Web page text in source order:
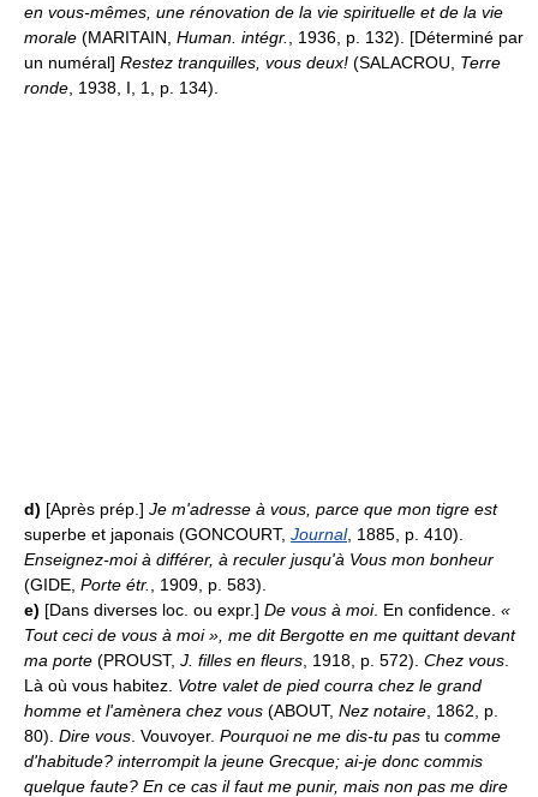
en vous-mêmes, une rénovation de la vie spirituelle et de la vie
morale (MARITAIN, Human. intégr.
, 1936, p. 132). [Déterminé par
un numéral] Restez tranquilles, vous deux! (SALACROU, Terre
ronde , 1938, I, 1, p. 134).
d) [Après prép.] Je m'adresse à vous, parce que mon tigre est
superbe et japonais (GONCOURT, Journal, 1885, p. 410).
Enseignez-moi à différer, à reculer jusqu'à Vous mon bonheur
(GIDE, Porte étr.
, 1909, p. 583).
e) [Dans diverses loc. ou expr.] De vous à moi. En confidence. «
Tout ceci de vous à moi », me dit Bergotte en me quittant devant
ma porte (PROUST, J. filles en fleurs , 1918, p. 572). Chez vous
Là où vous habitez. Votre valet de pied courra chez le grand
homme et l'amènera chez vous (ABOUT, Nez notaire , 1862, p.
80). Dire vous . Vouvoyer. Pourquoi ne me dis-tu pas tu comme
d'habitude? interrompit la jeune Grecque; ai-je donc commis
quelque faute? En ce cas il faut me punir, mais non pas me dire